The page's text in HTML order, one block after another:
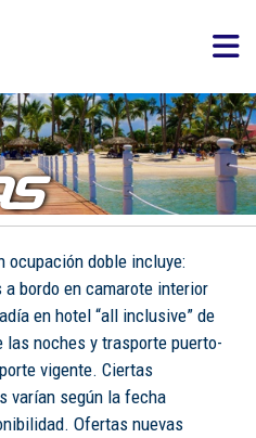
ocupación doble incluye:
bordo en camarote interior
en hotel “all inclusive” de
noches y trasporte puerto-
vigente. Ciertas
varían según la fecha
Ofertas nuevas